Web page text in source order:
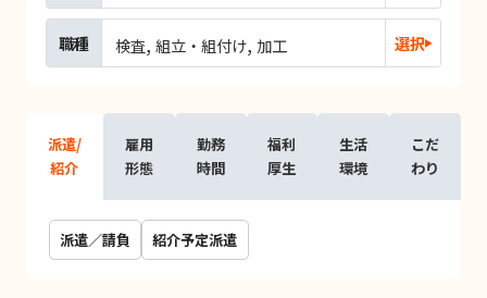
職種 検査 組立・組付け 加工 選択
派遣/
紹介
雇用
形態
勤務
時間
福利
厚生
生活
環境
こだ
わり
派遣／請負 紹介予定派遣